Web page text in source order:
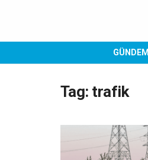
GÜNDEM
Tag: trafik